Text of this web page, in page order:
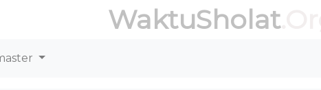
WaktuSholat.Org